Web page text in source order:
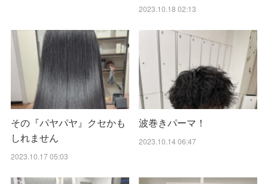
2023.10.18 02:13
その『パヤパヤ』クセかも
しれません
2023.10.17 05:03
波巻きパーマ！
2023.10.14 06:47